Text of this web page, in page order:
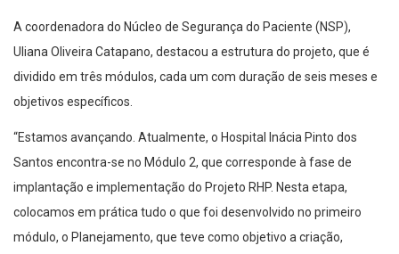
A coordenadora do Núcleo de Segurança do Paciente (NSP),
Uliana Oliveira Catapano, destacou a estrutura do projeto, que é
dividido em três módulos, cada um com duração de seis meses e
objetivos específicos.
“Estamos avançando. Atualmente, o Hospital Inácia Pinto dos
Santos encontra-se no Módulo 2, que corresponde à fase de
implantação e implementação do Projeto RHP. Nesta etapa,
colocamos em prática tudo o que foi desenvolvido no primeiro
módulo, o Planejamento, que teve como objetivo a criação,